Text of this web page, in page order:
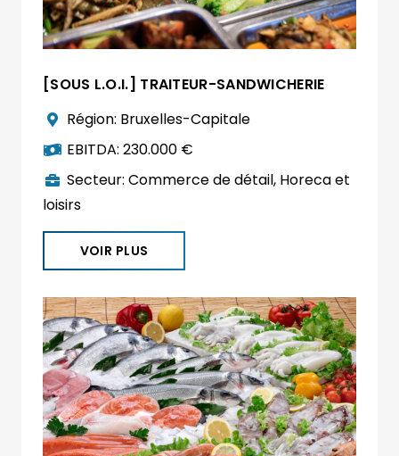
[SOUS L.O.I.] TRAITEUR-SANDWICHERIE
Région: Bruxelles-Capitale
EBITDA:230.000 €
Secteur:Commerce de détail, Horeca et
loisirs
VOIR PLUS